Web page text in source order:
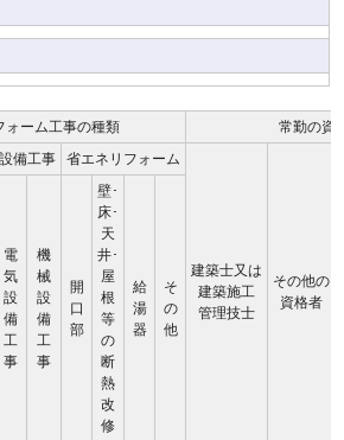
ォーム工事の種類 常勤の資
設備工事 省エネリフォーム
建築士又は
建築施工
管理技士
その他の
資格者
電
気
設
備
工
事
機
械
設
備
工
事
開
口
部
壁･
床･
天
井･
屋
根
等
の
断
熱
改
修
給
湯
器
そ
の
他